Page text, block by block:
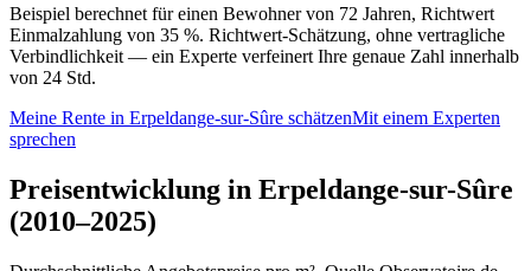
Beispiel berechnet für einen Bewohner von 72 Jahren, Richtwert
Einmalzahlung von 35 %. Richtwert-Schätzung, ohne vertragliche
Verbindlichkeit — ein Experte verfeinert Ihre genaue Zahl innerhalb
von 24 Std.
Meine Rente in Erpeldange-sur-Sûre schätzenMit einem Experten
sprechen
Preisentwicklung in Erpeldange-sur-Sûre
(2010–2025)